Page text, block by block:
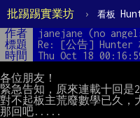
批踢踢實業坊 › 看板
作者 janejane (no
標題
Re: [公告] Hunter
時間
Thu Oct 18
各位朋友！
緊急告知，原來連載十回
對不起板主荒廢數學已久，
那回吧.....